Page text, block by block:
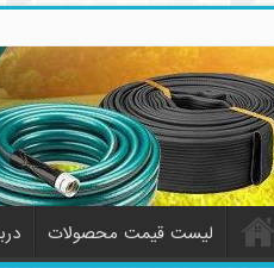
لیست قیمت محصولات